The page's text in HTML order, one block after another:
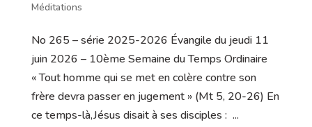
Méditations
No 265 – série 2025-2026 Évangile du jeudi 11
juin 2026 – 10ème Semaine du Temps Ordinaire
« Tout homme qui se met en colère contre son
frère devra passer en jugement » (Mt 5, 20-26) En
ce temps-là,Jésus disait à ses disciples : ...